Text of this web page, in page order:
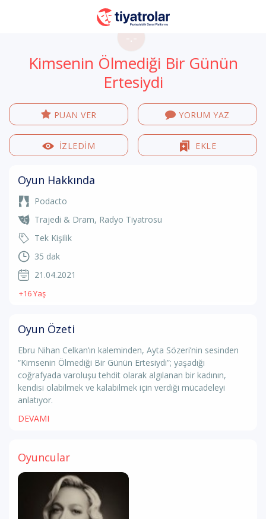
-.-
Kimsenin Ölmediği Bir Günün
Ertesiydi
PUAN VER YORUM YAZ
İZLEDİM EKLE
Oyun Hakkında
Podacto
Trajedi & Dram, Radyo Tiyatrosu
Tek Kişilik
35 dak
21.04.2021
+16 Yaş
Oyun Özeti
Ebru Nihan Celkan’ın kaleminden, Ayta Sözeri’nin sesinden
“Kimsenin Ölmediği Bir Günün Ertesiydi”; yaşadığı
coğrafyada varoluşu tehdit olarak algılanan bir kadının,
kendisi olabilmek ve kalabilmek için verdiği mücadeleyi
anlatıyor.
DEVAMI
Oyuncular